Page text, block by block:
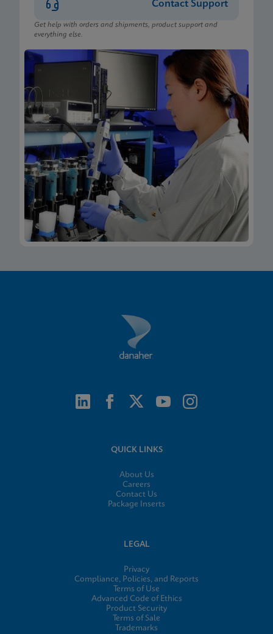
Contact Support
Get help with orders and shipments, product support and
everything else.
QUICK LINKS
About Us
Careers
Contact Us
Package Inserts
LEGAL
Privacy
Compliance, Policies, and Reports
Terms of Use
Advanced Code of Ethics
Product Security
Terms of Sale
Trademarks